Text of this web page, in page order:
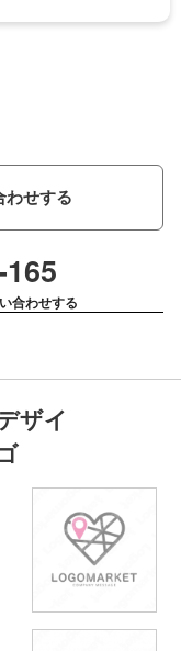
わせする
合わせする
ザイ